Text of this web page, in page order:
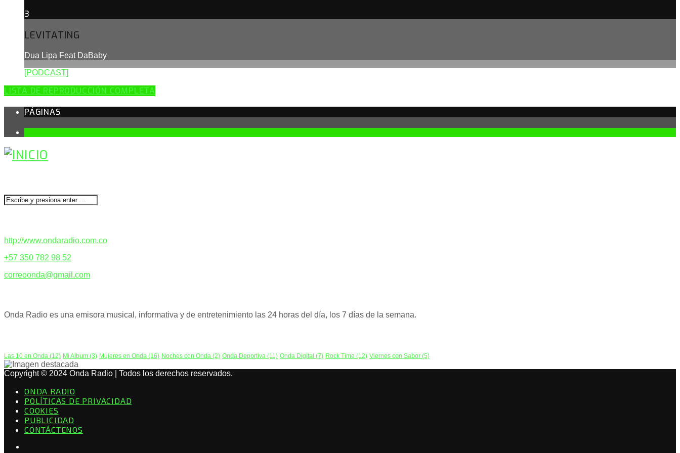
3
LEVITATING
Dua Lipa Feat DaBaby
[PODCAST]
LISTA DE REPRODUCCIÓN COMPLETA
PÁGINAS
http://www.ondaradio.com.co
+57 350 782 98 52
correoonda@gmail.com
Onda Radio es una emisora musical, informativa y de entretenimiento las 24 horas del día, los 7 días de la semana.
Las 10 en Onda (12) Mi Album (3) Mujeres en Onda (16) Noches con Onda (2) Onda Deportiva (11) Onda Digital (7) Rock Time (12) Viernes con Sabor (5)
Copyright © 2024 Onda Radio | Todos los derechos reservados.
ONDA RADIO
POLÍTICAS DE PRIVACIDAD
COOKIES
PUBLICIDAD
CONTÁCTENOS